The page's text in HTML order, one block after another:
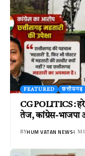
FEATURED छत्तीसगढ़
CG POLITICS :
तेज, कांग्रेस-
BYHUM VATAN NEWS4